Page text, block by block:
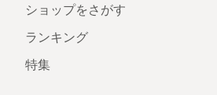
ショップをさがす
ランキング
特集